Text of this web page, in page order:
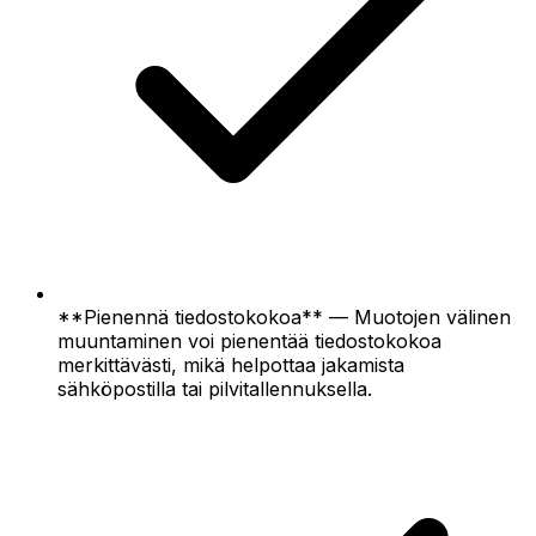
**Pienennä tiedostokokoa** — Muotojen välinen
muuntaminen voi pienentää tiedostokokoa
merkittävästi, mikä helpottaa jakamista
sähköpostilla tai pilvitallennuksella.